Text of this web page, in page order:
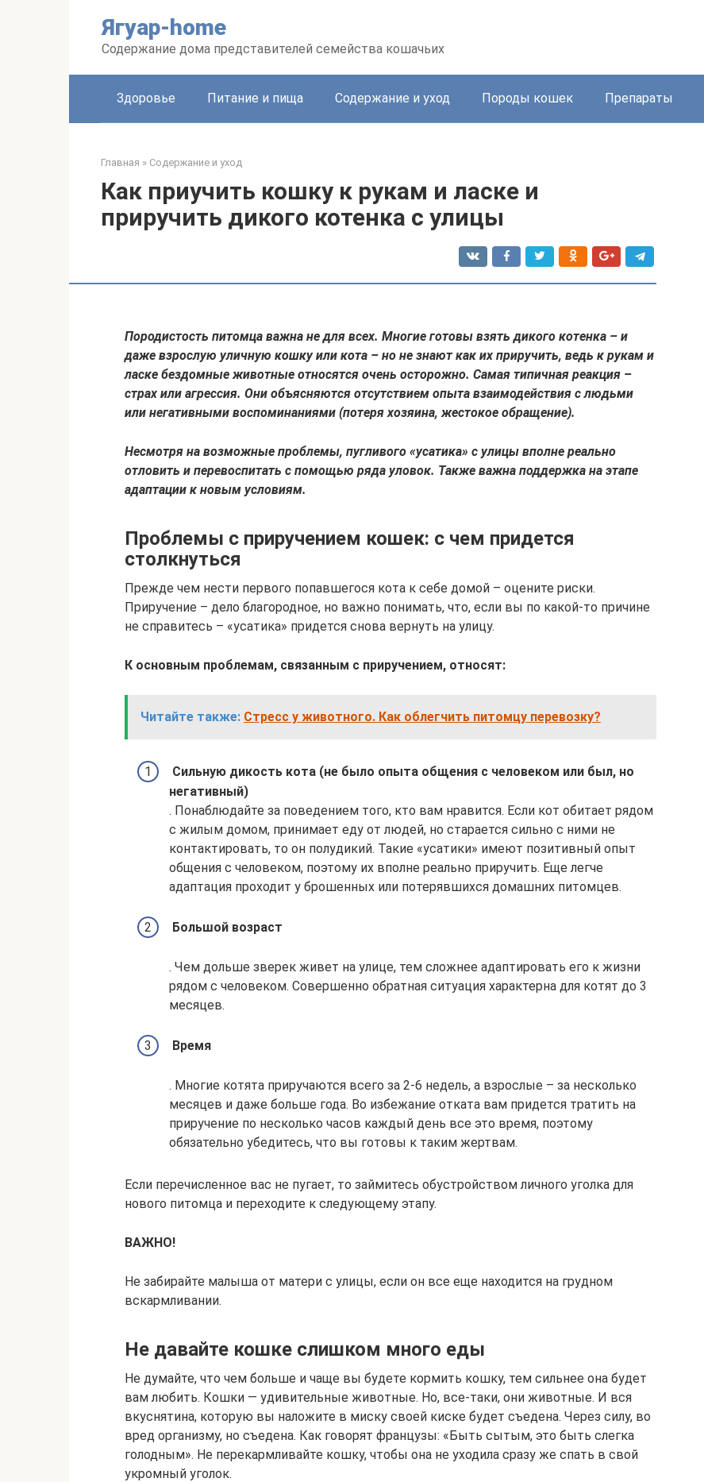
Ягуар-home
Содержание дома представителей семейства кошачьих
Здоровье Питание и пища Содержание и уход Породы кошек Препараты
Главная » Содержание и уход
Как приучить кошку к рукам и ласке и
приручить дикого котенка с улицы
Породистость питомца важна не для всех. Многие готовы взять дикого котенка – и
даже взрослую уличную кошку или кота – но не знают как их приручить, ведь к рукам и
ласке бездомные животные относятся очень осторожно. Самая типичная реакция –
страх или агрессия. Они объясняются отсутствием опыта взаимодействия с людьми
или негативными воспоминаниями (потеря хозяина, жестокое обращение).
Несмотря на возможные проблемы, пугливого «усатика» с улицы вполне реально
отловить и перевоспитать с помощью ряда уловок. Также важна поддержка на этапе
адаптации к новым условиям.
Проблемы с приручением кошек: с чем придется
столкнуться
Прежде чем нести первого попавшегося кота к себе домой – оцените риски.
Приручение – дело благородное, но важно понимать, что, если вы по какой-то причине
не справитесь – «усатика» придется снова вернуть на улицу.
К основным проблемам, связанным с приручением, относят:
Читайте также: Стресс у животного. Как облегчить питомцу перевозку?
Сильную дикость кота (не было опыта общения с человеком или был, но
негативный)
. Понаблюдайте за поведением того, кто вам нравится. Если кот обитает рядом
с жилым домом, принимает еду от людей, но старается сильно с ними не
контактировать, то он полудикий. Такие «усатики» имеют позитивный опыт
общения с человеком, поэтому их вполне реально приручить. Еще легче
адаптация проходит у брошенных или потерявшихся домашних питомцев.
Большой возраст
. Чем дольше зверек живет на улице, тем сложнее адаптировать его к жизни
рядом с человеком. Совершенно обратная ситуация характерна для котят до 3
месяцев.
Время
. Многие котята приручаются всего за 2-6 недель, а взрослые – за несколько
месяцев и даже больше года. Во избежание отката вам придется тратить на
приручение по несколько часов каждый день все это время, поэтому
обязательно убедитесь, что вы готовы к таким жертвам.
Если перечисленное вас не пугает, то займитесь обустройством личного уголка для
нового питомца и переходите к следующему этапу.
ВАЖНО!
Не забирайте малыша от матери с улицы, если он все еще находится на грудном
вскармливании.
Не давайте кошке слишком много еды
Не думайте, что чем больше и чаще вы будете кормить кошку, тем сильнее она будет
вам любить. Кошки — удивительные животные. Но, все-таки, они животные. И вся
вкуснятина, которую вы наложите в миску своей киске будет съедена. Через силу, во
вред организму, но съедена. Как говорят французы: «Быть сытым, это быть слегка
голодным». Не перекармливайте кошку, чтобы она не уходила сразу же спать в свой
укромный уголок.